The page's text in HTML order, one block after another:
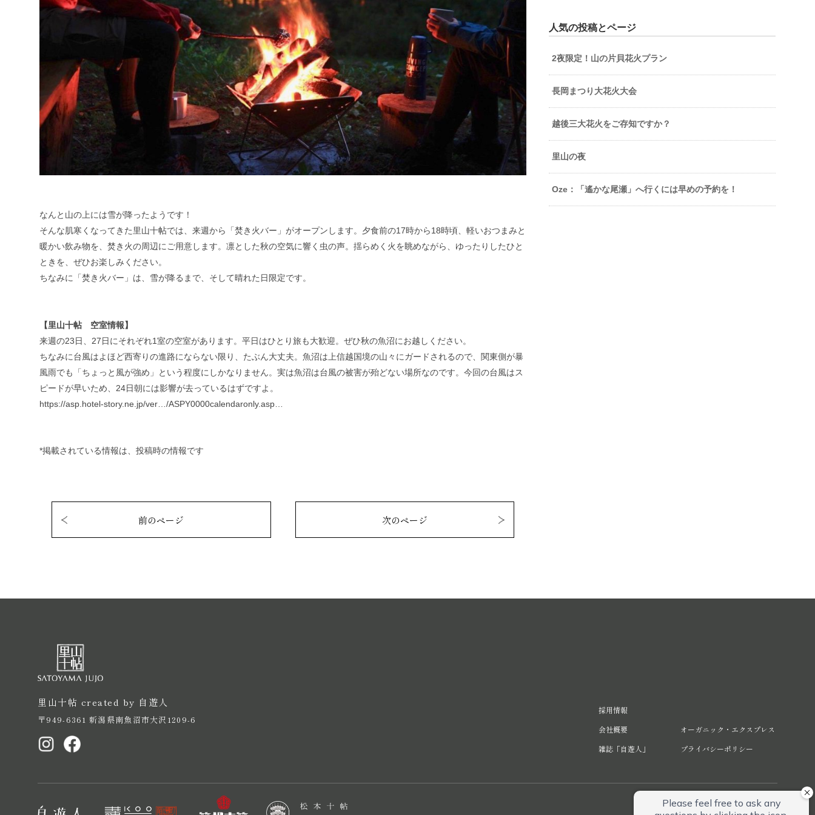
なんと山の上には雪が降ったようです！
そんな肌寒くなってきた里山十帖では、来週から「焚き火バー」がオープンします。夕食前の17時から18時頃、軽いおつまみと
暖かい飲み物を、焚き火の周辺にご用意します。凛とした秋の空気に響く虫の声。揺らめく火を眺めながら、ゆったりしたひと
ときを、ぜひお楽しみください。
ちなみに「焚き火バー」は、雪が降るまで、そして晴れた日限定です。
【里山十帖 空室情報】
来週の23日、27日にそれぞれ1室の空室があります。平日はひとり旅も大歓迎。ぜひ秋の魚沼にお越しください。
ちなみに台風はよほど西寄りの進路にならない限り、たぶん大丈夫。魚沼は上信越国境の山々にガードされるので、関東側が暴
風雨でも「ちょっと風が強め」という程度にしかなりません。実は魚沼は台風の被害が殆どない場所なのです。今回の台風はス
ピードが早いため、24日朝には影響が去っているはずですよ。
https://asp.hotel-story.ne.jp/ver…/ASPY0000calendaronly.asp…
*掲載されている情報は、投稿時の情報です
次のページ
前のページ
人気の投稿とページ
2夜限定！山の片貝花火プラン
長岡まつり大花火大会
越後三大花火をご存知ですか？
里山の夜
Oze：「遙かな尾瀬」へ行くには早めの予約を！
里山十帖 created by 自遊人
〒949-6361 新潟県南魚沼市大沢1209-6
採用情報
会社概要
雑誌「自遊人」
オーガニック・エクスプレス
プライバシーポリシー